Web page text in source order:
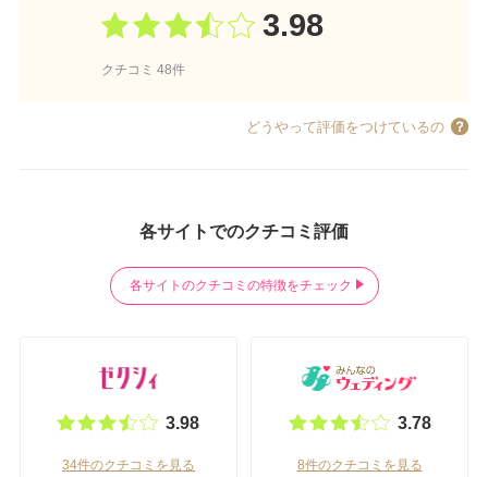
3.98
クチコミ 48件
どうやって評価をつけているの
各サイトでのクチコミ評価
各サイトのクチコミの特徴をチェック
3.98
34件のクチコミを見る
3.78
8件のクチコミを見る